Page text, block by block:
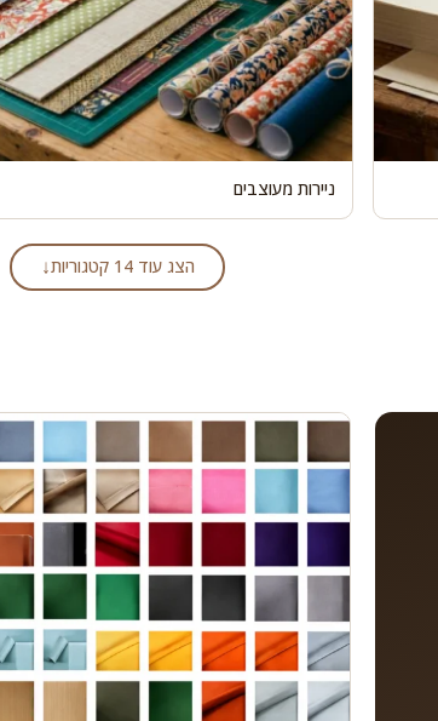
ניירות מעוצבים
הצג עוד 14 קטגוריות ↓